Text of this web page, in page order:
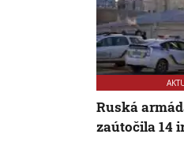
Ruská
zaútočila 14